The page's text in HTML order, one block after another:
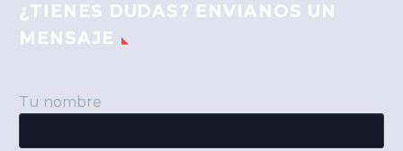
¿TIENES DUDAS? ENVIANOS UN
MENSAJE
Tu nombre